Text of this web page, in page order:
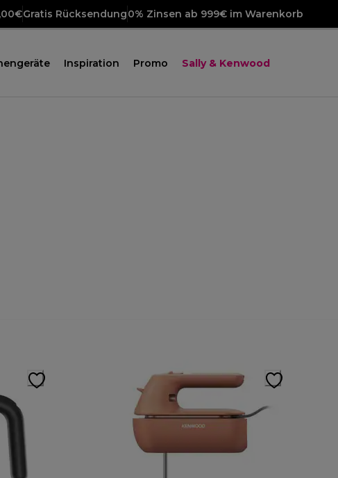
Gratis Rücksendung0% Zinsen ab 999€ im Warenkorb
Inspiration Promo Sally & Kenwood